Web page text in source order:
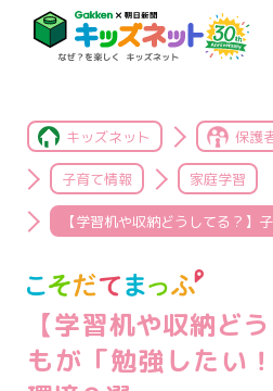
キッズネット 保護
子育て情報 家庭学習
【学習机や収納ど
もが「勉強したい